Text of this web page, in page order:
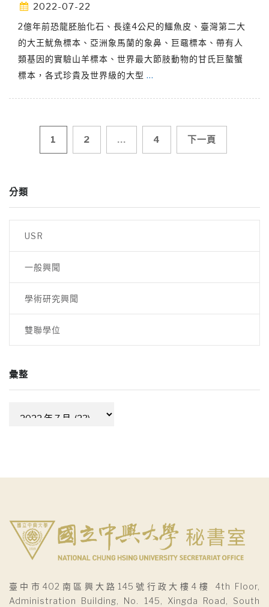
2022-07-22
2億年前恐龍胚胎化石、長達4公尺的鱷魚皮、臺灣第二大
的大王魷魚標本、亞洲象馬蘭的象鼻、巨黿標本、帶有人
類基因的實驗山羊標本、世界最大節肢動物的甘氏巨螯蟹
標本，各式珍貴及世界級的大型 …
導
覽
1 2 ... 4 下一頁
分類
USR
一般興聞
學術研究興聞
雙聯學位
彙整
臺中市402南區興大路145號行政大樓4樓 4th Floor,
Administration Building, No. 145, Xingda Road, South